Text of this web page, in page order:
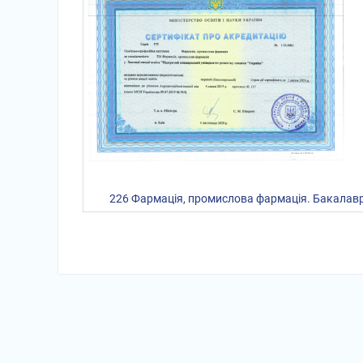
226 Фармація, промислова фармація.